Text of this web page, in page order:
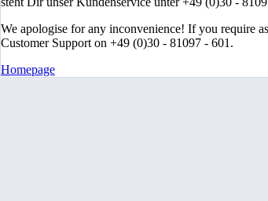
We apologise for any inconvenience! If you require
Customer Support on +49 (0)30 - 81097 - 601.
Homepage